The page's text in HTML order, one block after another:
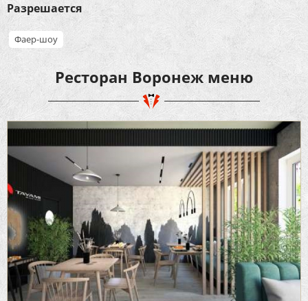
Разрешается
Фаер-шоу
Ресторан Воронеж меню